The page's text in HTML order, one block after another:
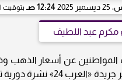
2025 12:24 صـ بتوقيت
مكرم عبد اللطيف
عن أسعار الذهب وفق
من جماهير جريدة